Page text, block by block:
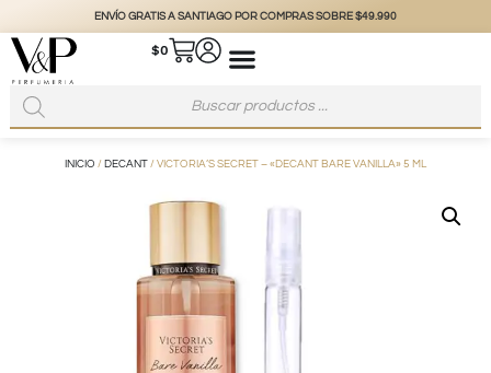
ENVÍO GRATIS A SANTIAGO POR COMPRAS SOBRE $49.990
$0
INICIO / DECANT / VICTORIA’S SECRET – «DECANT BARE VANILLA» 5 ML